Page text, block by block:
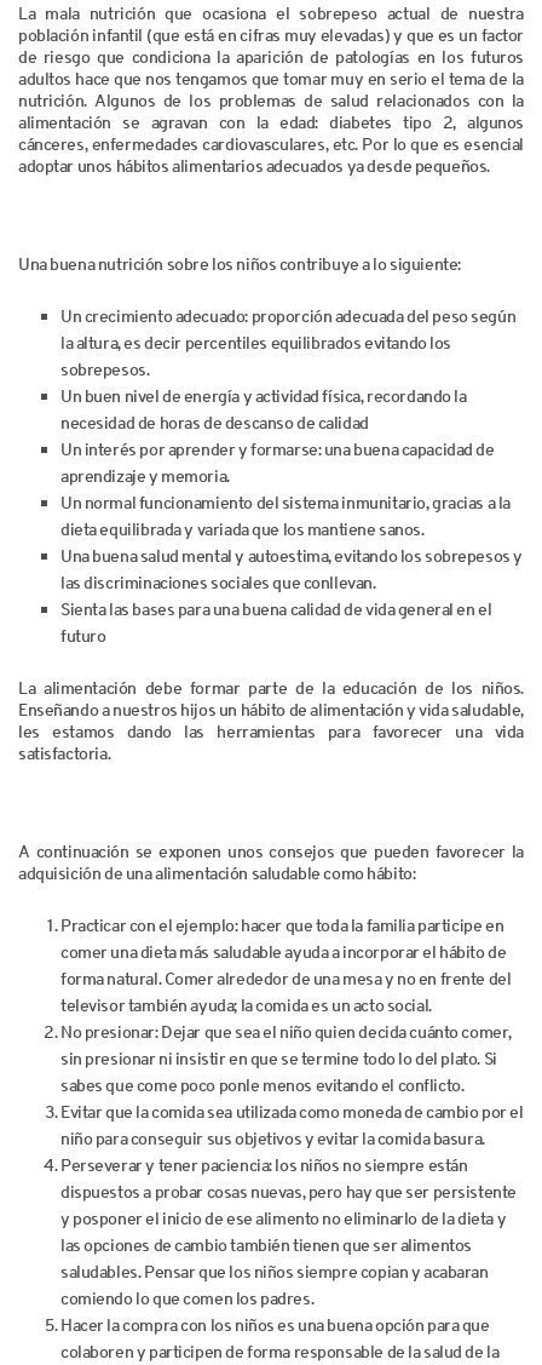
La mala nutrición que ocasiona el sobrepeso actual de nuestra
población infantil (que está en cifras muy elevadas) y que es un factor
de riesgo que condiciona la aparición de patologías en los futuros
adultos hace que nos tengamos que tomar muy en serio el tema de la
nutrición. Algunos de los problemas de salud relacionados con la
alimentación se agravan con la edad: diabetes tipo 2, algunos
cánceres, enfermedades cardiovasculares, etc. Por lo que es esencial
adoptar unos hábitos alimentarios adecuados ya desde pequeños.
Una buena nutrición sobre los niños contribuye a lo siguiente:
Un crecimiento adecuado: proporción adecuada del peso según
la altura, es decir percentiles equilibrados evitando los
sobrepesos.
Un buen nivel de energía y actividad física, recordando la
necesidad de horas de descanso de calidad
Un interés por aprender y formarse: una buena capacidad de
aprendizaje y memoria.
Un normal funcionamiento del sistema inmunitario, gracias a la
dieta equilibrada y variada que los mantiene sanos.
Una buena salud mental y autoestima, evitando los sobrepesos y
las discriminaciones sociales que conllevan.
Sienta las bases para una buena calidad de vida general en el
futuro
La alimentación debe formar parte de la educación de los niños.
Enseñando a nuestros hijos un hábito de alimentación y vida saludable,
les estamos dando las herramientas para favorecer una vida
satisfactoria.
A continuación se exponen unos consejos que pueden favorecer la
adquisición de una alimentación saludable como hábito:
Practicar con el ejemplo: hacer que toda la familia participe en
comer una dieta más saludable ayuda a incorporar el hábito de
forma natural. Comer alrededor de una mesa y no en frente del
televisor también ayuda; la comida es un acto social.
No presionar: Dejar que sea el niño quien decida cuánto comer,
sin presionar ni insistir en que se termine todo lo del plato. Si
sabes que come poco ponle menos evitando el conflicto.
Evitar que la comida sea utilizada como moneda de cambio por el
niño para conseguir sus objetivos y evitar la comida basura.
Perseverar y tener paciencia: los niños no siempre están
dispuestos a probar cosas nuevas, pero hay que ser persistente
y posponer el inicio de ese alimento no eliminarlo de la dieta y
las opciones de cambio también tienen que ser alimentos
saludables. Pensar que los niños siempre copian y acabaran
comiendo lo que comen los padres.
Hacer la compra con los niños es una buena opción para que
colaboren y participen de forma responsable de la salud de la